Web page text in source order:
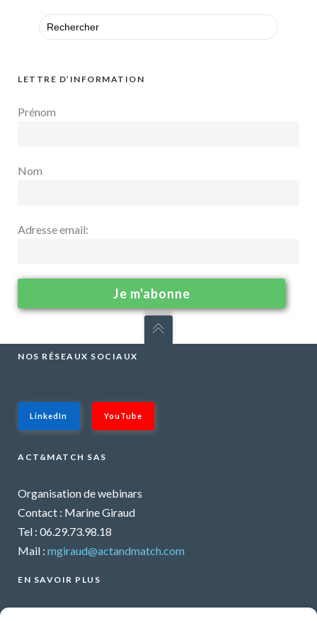
Search
for:
LETTRE D’INFORMATION
Prénom
Nom
Adresse email:
NOS RÉSEAUX SOCIAUX
LinkedIn YouTube
ACT&MATCH SAS
Organisation de webinars
Contact : Marine Giraud
Tel : 06.29.73.98.18
Mail : mgiraud@actandmatch.com
EN SAVOIR PLUS